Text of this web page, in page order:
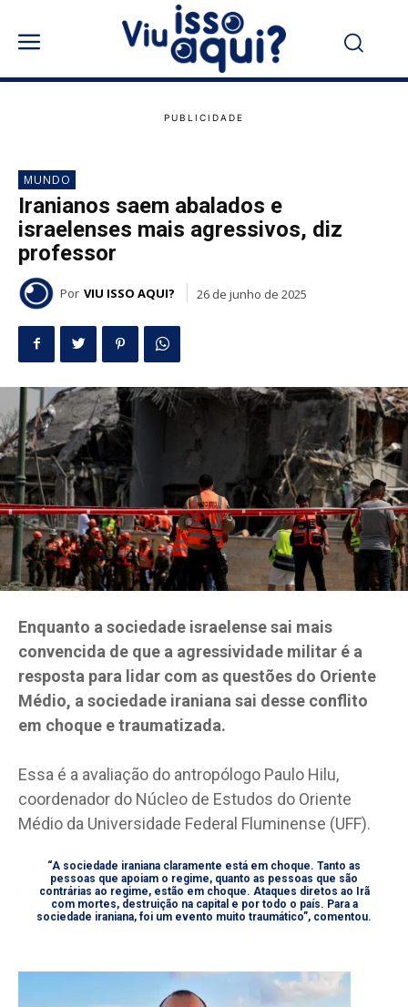
MUNDO
Iranianos saem abalados e
israelenses mais agressivos, diz
professor
Por VIU ISSO AQUI? 26 de junho de 2025
Enquanto a sociedade israelense sai mais
convencida de que a agressividade militar é a
resposta para lidar com as questões do Oriente
Médio, a sociedade iraniana sai desse conflito
em choque e traumatizada.
Essa é a avaliação do antropólogo Paulo Hilu,
coordenador do Núcleo de Estudos do Oriente
Médio da Universidade Federal Fluminense (UFF).
“A sociedade iraniana claramente está em choque. Tanto as
pessoas que apoiam o regime, quanto as pessoas que são
contrárias ao regime, estão em choque. Ataques diretos ao Irã
com mortes, destruição na capital e por todo o país. Para a
sociedade iraniana, foi um evento muito traumático”, comentou.